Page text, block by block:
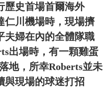
歷史首場首爾海外
仁川機場時，現場擠
夫婦在內的全體隊職
出場時，有一顆雞蛋
地，所幸Roberts並未
與現場的球迷打招